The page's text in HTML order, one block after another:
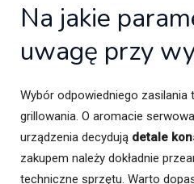
Na jakie
uwagę przy
Wybór odpowiedniego
grillowania. O aromacie
urządzenia decydują detale
zakupem należy dokładnie
techniczne sprzętu. Warto